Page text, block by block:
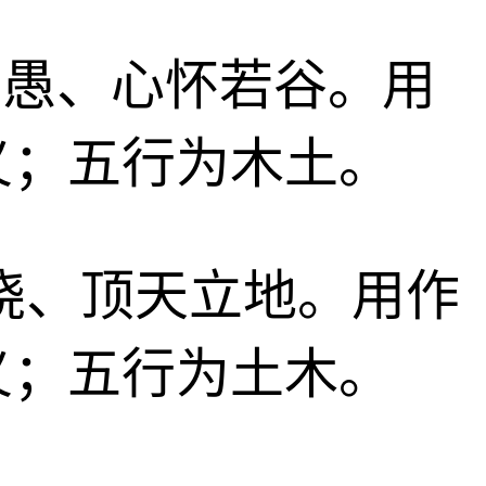
、心怀若谷。用
五行为木土。
、顶天立地。用作
五行为土木。